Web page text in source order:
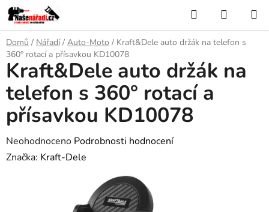
Přejít
na
obsah
Hledat
KOŠÍK
Domů / Nářadí / Auto-Moto / Kraft&Dele auto držák na telefon s
360° rotací a přísavkou KD10078
Kraft&Dele auto držák na
telefon s 360° rotací a
přísavkou KD10078
Průměrné
hodnocení
Neohodnoceno Podrobnosti hodnocení
Značka: Kraft-Dele